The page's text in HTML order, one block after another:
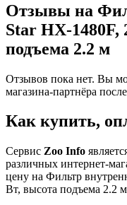
Отзывы на
Star HX-1480F,
подъема 2.2 м
Отзывов пока нет. Вы
магазина-партнёра
Как купить,
Сервис Zoo Info
различных интернет-
цену на Фильтр
Вт, высота подъема 2.2